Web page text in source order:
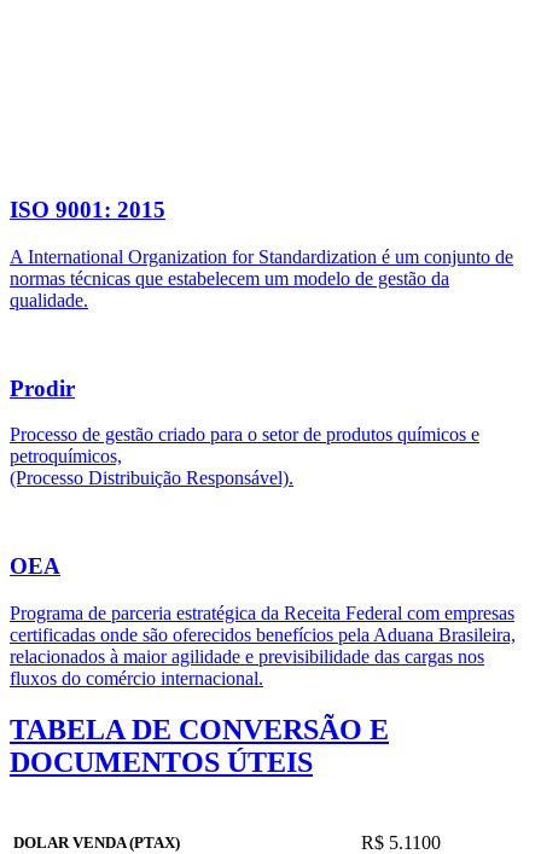
ISO 9001: 2015
A International Organization for Standardization é um conjunto de
normas técnicas que estabelecem um modelo de gestão da
qualidade.
Prodir
Processo de gestão criado para o setor de produtos químicos e
petroquímicos,
(Processo Distribuição Responsável).
OEA
Programa de parceria estratégica da Receita Federal com empresas
certificadas onde são oferecidos benefícios pela Aduana Brasileira,
relacionados à maior agilidade e previsibilidade das cargas nos
fluxos do comércio internacional.
TABELA DE CONVERSÃO E
DOCUMENTOS ÚTEIS
DOLAR VENDA (PTAX) R$ 5.1100